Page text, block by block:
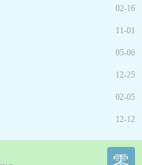
02-16
11-01
05-06
12-25
02-05
12-12